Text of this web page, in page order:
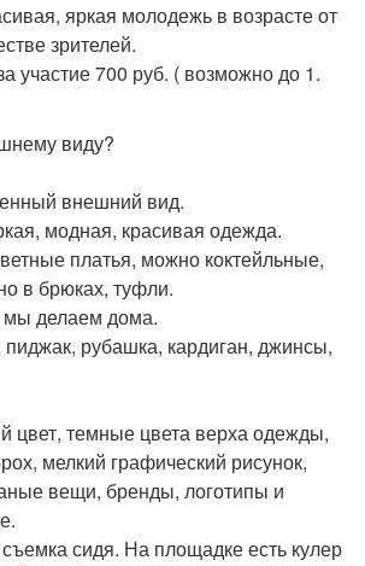
яркая молодежь в возрасте от
зрителей.
участие 700 руб. ( возможно до 1.
виду?
внешний вид.
модная, красивая одежда.
платья, можно коктейльные,
в брюках, туфли.
мы делаем дома.
рубашка, кардиган, джинсы,
цвет, темные цвета верха одежды,
мелкий графический рисунок,
вещи, бренды, логотипы и
сидя. На площадке есть кулер